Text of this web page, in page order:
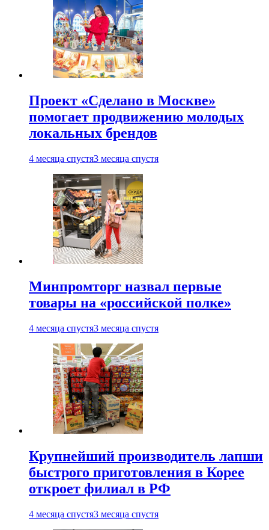
Проект «Сделано в Москве»
помогает продвижению молодых
локальных брендов
4 месяца спустя3 месяца спустя
Минпромторг назвал первые
товары на «российской полке»
4 месяца спустя3 месяца спустя
Крупнейший производитель лапши
быстрого приготовления в Корее
откроет филиал в РФ
4 месяца спустя3 месяца спустя